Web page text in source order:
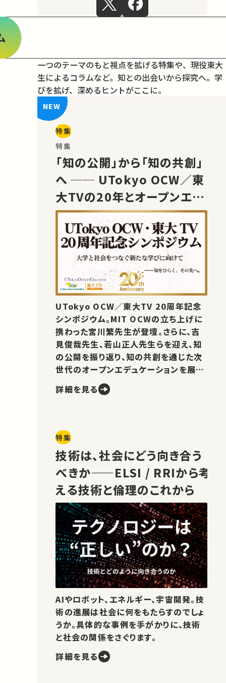
一つのテーマのもと視点を拡げる特集や、現役東大
生によるコラムなど。 知との出会いから探究へ。学
びを拡げ、深めるヒントがここに。
特集
特集
「知の公開」から「知の共創」
へ ── UTokyo OCW／東
大TVの20年とオープンエデ
ュケーションの未来
UTokyo OCW／東大TV 20周年記念
シンポジウム。MIT OCWの立ち上げに
携わった宮川繁先生が登壇。さらに、吉
見俊哉先生、若山正人先生らを迎え、知
の公開を振り返り、知の共創を通じた次
世代のオープンエデュケーションを展望
詳細を見る
特集
技術は、社会にどう向き合う
べきか——ELSI / RRIから考
える技術と倫理のこれから
AIやロボット、エネルギー、宇宙開発。技
術の進展は社会に何をもたらすのでしょ
うか。具体的な事例を手がかりに、技術
と社会の関係をさぐります。
詳細を見る